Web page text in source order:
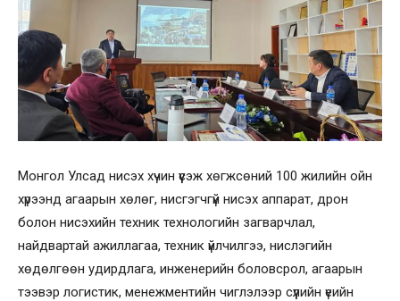
Монгол Улсад нисэх хүчин үүсэж хөгжсөний 100 жилийн ойн
хүрээнд агаарын хөлөг, нисгэгчгүй нисэх аппарат, дрон
болон нисэхийн техник технологийн загварчлал,
найдвартай ажиллагаа, техник үйлчилгээ, нислэгийн
хөдөлгөөн удирдлага, инженерийн боловсрол, агаарын
тээвэр логистик, менежментийн чиглэлээр сүүлийн үеийн